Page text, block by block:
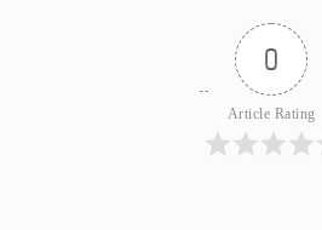
0
Article Rating